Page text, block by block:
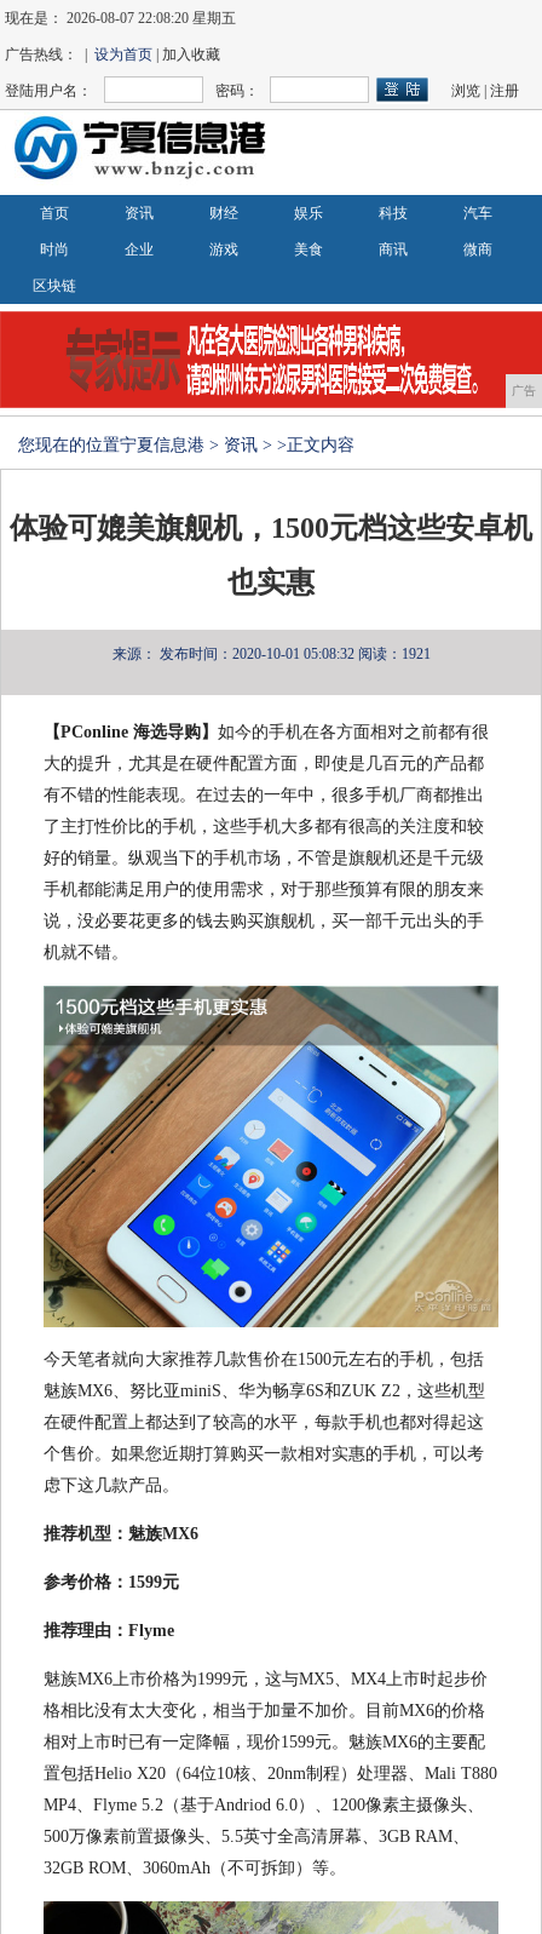
现在是：2026-08-07 22:08:22 星期五
广告热线： |设为首页 | 加入收藏
登陆用户名： 密码： 浏览 |注册
首页 资讯 财经 娱乐 科技 汽车
时尚 企业 游戏 美食 商讯 微商
区块链
广告
您现在的位置宁夏信息港 > 资讯 > >正文内容
体验可媲美旗舰机，1500元档这些安卓机
也实惠
来源： 发布时间：2020-10-01 05:08:32 阅读：1921
【PConline 海选导购】 如今的手机在各方面相对之前都有很
大的提升，尤其是在硬件配置方面，即使是几百元的产品都
有不错的性能表现。在过去的一年中，很多手机厂商都推出
了主打性价比的手机，这些手机大多都有很高的关注度和较
好的销量。纵观当下的手机市场，不管是旗舰机还是千元级
手机都能满足用户的使用需求，对于那些预算有限的朋友来
说，没必要花更多的钱去购买旗舰机，买一部千元出头的手
机就不错。
今天笔者就向大家推荐几款售价在1500元左右的手机，包括
魅族MX6、努比亚miniS、华为畅享6S和ZUK Z2，这些机型
在硬件配置上都达到了较高的水平，每款手机也都对得起这
个售价。如果您近期打算购买一款相对实惠的手机，可以考
虑下这几款产品。
推荐机型：魅族MX6
参考价格：1599元
推荐理由：Flyme
魅族MX6上市价格为1999元，这与MX5、MX4上市时起步价
格相比没有太大变化，相当于加量不加价。目前MX6的价格
相对上市时已有一定降幅，现价1599元。魅族MX6的主要配
置包括Helio X20（64位10核、20nm制程）处理器、Mali T880
MP4、Flyme 5.2（基于Andriod 6.0）、1200像素主摄像头、
500万像素前置摄像头、5.5英寸全高清屏幕、3GB RAM、
32GB ROM、3060mAh（不可拆卸）等。